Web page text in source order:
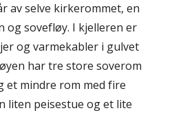
av selve kirkerommet, en
og sovefløy. I kjelleren er
og varmekabler i gulvet
har tre store soverom
et mindre rom med fire
liten peisestue og et lite